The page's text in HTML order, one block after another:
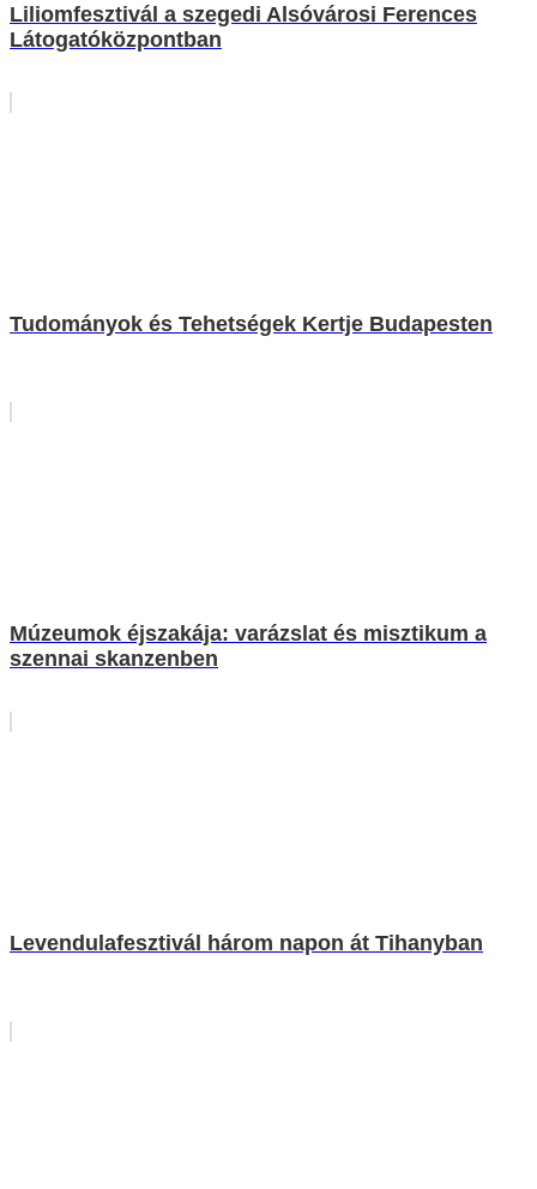
Liliomfesztivál a szegedi Alsóvárosi Ferences
Látogatóközpontban
Tudományok és Tehetségek Kertje Budapesten
Múzeumok éjszakája: varázslat és misztikum a
szennai skanzenben
Levendulafesztivál három napon át Tihanyban